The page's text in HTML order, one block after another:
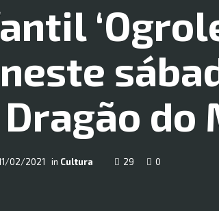
Dragão do
02/2021 in Cultura 29 0